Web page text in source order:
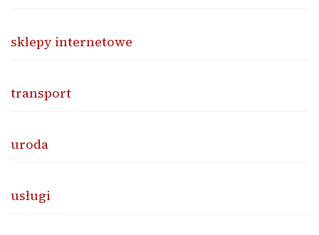
sklepy internetowe
transport
uroda
usługi